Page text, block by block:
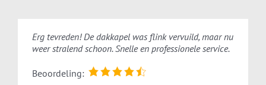
Ook uw dakkapel laten schoonmaken? Wij staan voor
u klaar!
Erg tevreden! De dakkapel was flink vervuild, maar nu
weer stralend schoon. Snelle en professionele service.
Beoordeling: